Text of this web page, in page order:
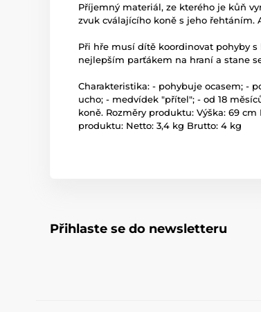
Příjemný materiál, ze kterého je kůň
zvuk cválajícího koně s jeho řehtáním.
Při hře musí dítě koordinovat pohyby
nejlepším parťákem na hraní a stane
Charakteristika: - pohybuje ocasem; -
ucho; - medvídek "přítel"; - od 18
koně. Rozměry produktu: Výška: 69
produktu: Netto: 3,4 kg Brutto: 4 kg
Přihlaste se do newsletteru